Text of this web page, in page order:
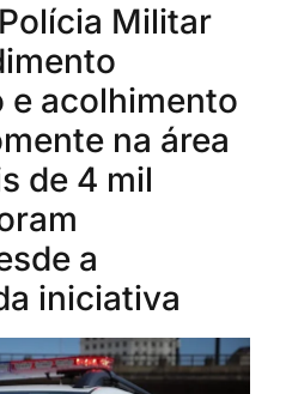
Militar
e acolhimento
na área
de 4 mil
a
iniciativa